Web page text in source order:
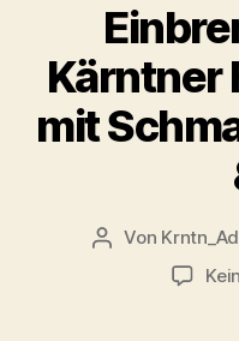
Kärntner
mit
Beitragsautor
Von